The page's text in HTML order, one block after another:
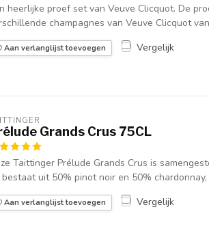
heerlijke proef set van Veuve Clicquot. De
champagnes van Veuve Clicquot
Aan verlanglijst toevoegen Vergelijk
Grands Crus 75CL
Taittinger Prélude Grands Crus is
bestaat uit 50% pinot noir en 50% chardonnay,
Aan verlanglijst toevoegen Vergelijk